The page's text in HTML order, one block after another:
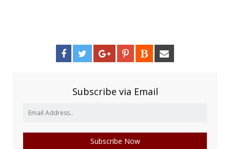
Subscribe via Email